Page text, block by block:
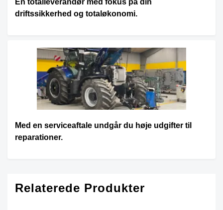
driftssikkerhed og totaløkonomi.
Med en serviceaftale undgår du høje udgifter til
reparationer.
Relaterede Produkter